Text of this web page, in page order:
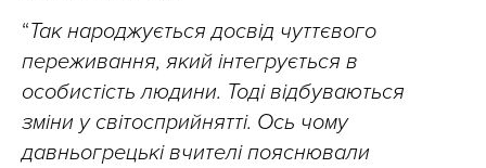
“Так народжується досвід чуттєвого
переживання, який інтегрується в
особистість людини. Тоді відбуваються
зміни у світосприйнятті. Ось чому
давньогрецькі вчителі пояснювали